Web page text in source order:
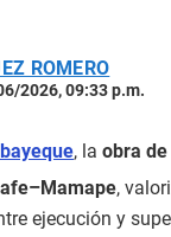
ROMERO
2026, 09:33 p.m.
, la obra
,
ejecución y